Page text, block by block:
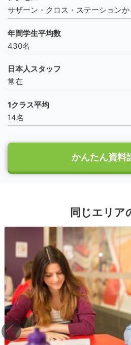
サザーン・クロス・ステーション
年間学生平均数
430名
日本人スタッフ
常在
1クラス平均
14名
かんたん資料
同じエリア